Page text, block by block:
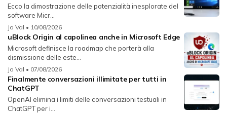
Ecco la dimostrazione delle potenzialità inesplorate del
software Micr...
Jo Val • 10/08/2026
uBlock Origin al capolinea anche in Microsoft Edge
Microsoft definisce la roadmap che porterà alla
dismissione delle este...
Jo Val • 07/08/2026
Finalmente conversazioni illimitate per tutti in
ChatGPT
OpenAI elimina i limiti delle conversazioni testuali in
ChatGPT per i...